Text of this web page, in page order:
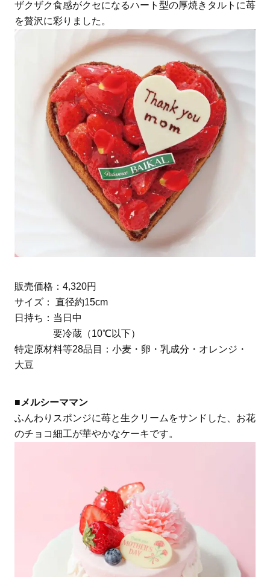
ザクザク食感がクセになるハート型の厚焼きタルトに苺
を贅沢に彩りました。
販売価格：4,320円
サイズ： 直径約15cm
日持ち：当日中
要冷蔵（10℃以下）
特定原材料等28品目：小麦・卵・乳成分・オレンジ・
大豆
■メルシーママン
ふんわりスポンジに苺と生クリームをサンドした、お花
のチョコ細工が華やかなケーキです。